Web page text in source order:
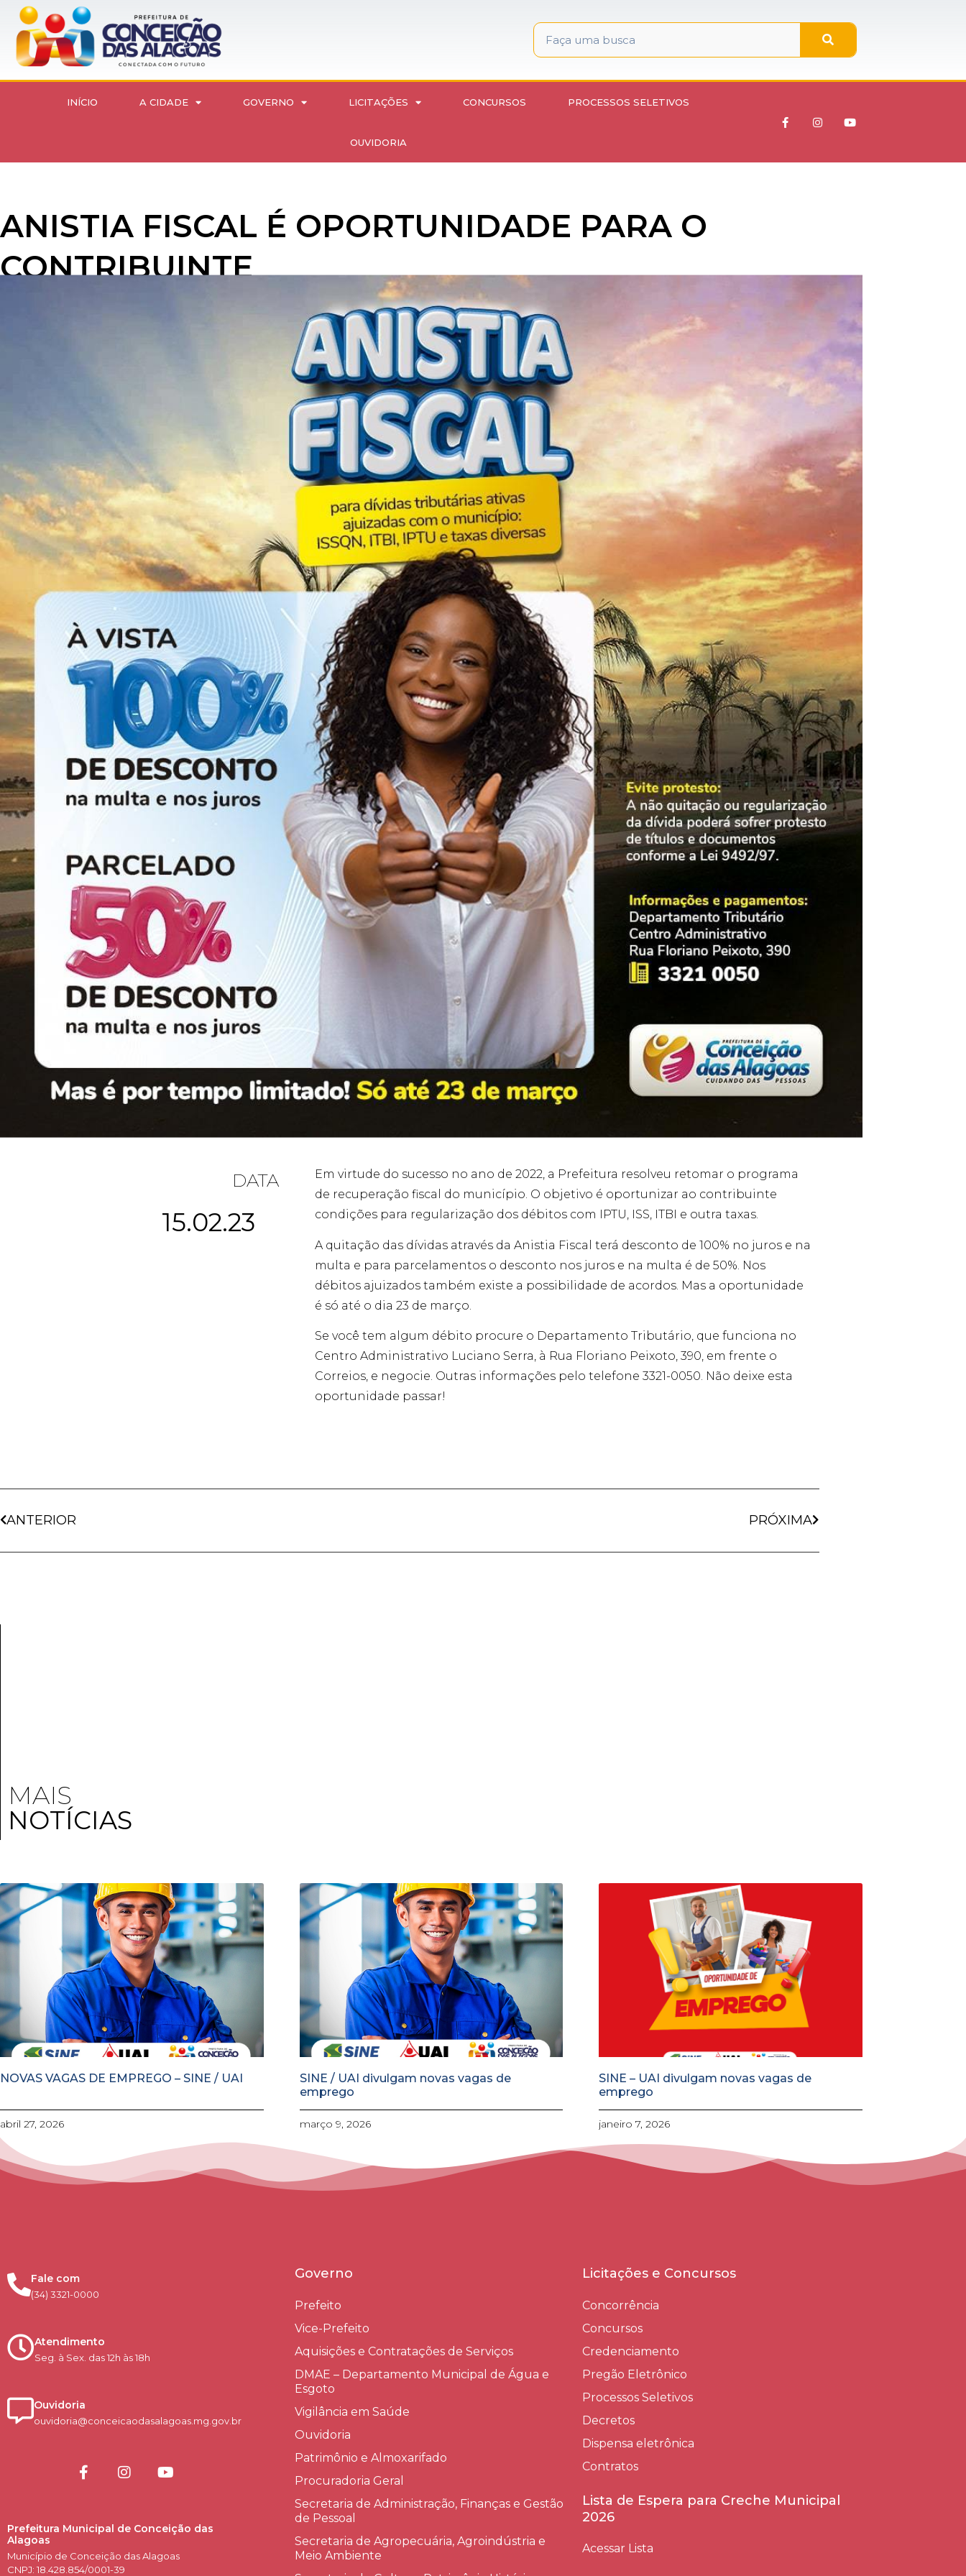
INÍCIO A CIDADE GOVERNO LICITAÇÕES CONCURSOS PROCESSOS SELETIVOS
OUVIDORIA
ANISTIA FISCAL É OPORTUNIDADE PARA O
CONTRIBUINTE
DATA
15.02.23
Em virtude do sucesso no ano de 2022, a Prefeitura resolveu retomar o programa
de recuperação fiscal do município. O objetivo é oportunizar ao contribuinte
condições para regularização dos débitos com IPTU, ISS, ITBI e outra taxas.
A quitação das dívidas através da Anistia Fiscal terá desconto de 100% no juros e na
multa e para parcelamentos o desconto nos juros e na multa é de 50%. Nos
débitos ajuizados também existe a possibilidade de acordos. Mas a oportunidade
é só até o dia 23 de março.
Se você tem algum débito procure o Departamento Tributário, que funciona no
Centro Administrativo Luciano Serra, à Rua Floriano Peixoto, 390, em frente o
Correios, e negocie. Outras informações pelo telefone 3321-0050. Não deixe esta
oportunidade passar!
ANTERIOR PRÓXIMA
MAIS
NOTÍCIAS
NOVAS VAGAS DE EMPREGO – SINE / UAI
abril 27, 2026
SINE / UAI divulgam novas vagas de
emprego
março 9, 2026
SINE – UAI divulgam novas vagas de
emprego
janeiro 7, 2026
Fale com
(34) 3321-0000
Atendimento
Seg. à Sex. das 12h às 18h
Ouvidoria
ouvidoria@conceicaodasalagoas.mg.gov.br
Prefeitura Municipal de Conceição das
Alagoas
Município de Conceição das Alagoas
CNPJ: 18.428.854/0001-39
Governo
Prefeito
Vice-Prefeito
Aquisições e Contratações de Serviços​
DMAE – Departamento Municipal de Água e
Esgoto
Vigilância em Saúde
Ouvidoria
Patrimônio e Almoxarifado
Procuradoria Geral
Secretaria de Administração, Finanças e Gestão
de Pessoal
Secretaria de Agropecuária, Agroindústria e
Meio Ambiente
Licitações e Concursos
Concorrência
Concursos
Credenciamento
Pregão Eletrônico
Processos Seletivos
Decretos
Dispensa eletrônica
Contratos
Lista de Espera para Creche Municipal
2026
Acessar Lista